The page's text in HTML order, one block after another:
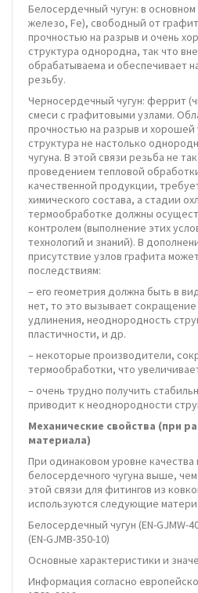
Белосердечный чугун: в
железо, Fe), свободный от
прочностью на разрыв и очень
структура однородна, так что
обрабатываема и обеспечивает
резьбу.
Черносердечный чугун: феррит
смеси с графитовыми узлами.
прочностью на разрыв и хорошей
структура не настолько
чугуна. В этой связи резьба не
проведением тепловой
качественной продукции,
химического состава, а стадии
термообработке должны
контролем (выполнение этих
технологий и знаний). В
присутствие узлов графита
последствиям:
– его геометрия должна быть в
нет, то это вызывает сокращение
удлинения, неоднородность
пластичности, и др.
– некоторые производители,
термообработки, что
– очень трудно получить
приводит к неоднородности
Механические свойства (при
материала)
При одинаковом уровне качества
белосердечного чугуна выше,
этой связи для фитингов из
используются следующие
Белосердечный чугун (EN-GJMW-
(EN-GJMB-350-10)
Основные характеристики и
Информация согласно